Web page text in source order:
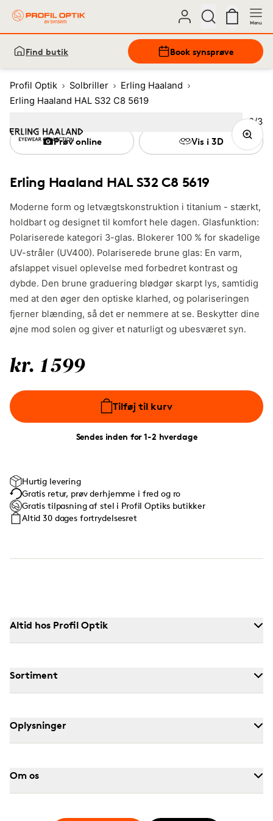
Menu
Find butik Book synsprøve
Profil Optik Solbriller
Erling Haaland
Erling Haaland HAL S32 C8 5619
Erling Haaland HAL S32 C8 5619
Moderne form og letvægtskonstruktion i titanium - stærkt,
holdbart og designet til komfort hele dagen. Glasfunktion:
Polariserede kategori 3-glas. Blokerer 100 % for skadelige
UV-stråler (UV400). Polariserede brune glas: En varm,
afslappet visuel oplevelse med forbedret kontrast og
dybde. Den brune graduering blødgør skarpt lys, samtidig
med at den øger den optiske klarhed, og polariseringen
fjerner blænding, så det er nemmere at se. Beskytter dine
øjne mod solen og giver et naturligt og ubesværet syn.
kr. 1599
Tilføj til kurv
Sendes inden for 1-2 hverdage
Prøv online Vis i 3D
Hurtig levering
Gratis retur, prøv derhjemme i fred og ro
Gratis tilpasning af stel i Profil Optiks butikker
Altid 30 dages fortrydelsesret
2/3
Image1 3
Altid hos Profil Optik
Sortiment
Oplysninger
Om os